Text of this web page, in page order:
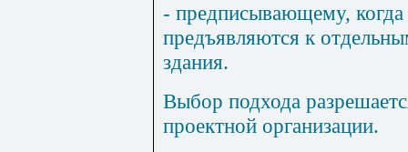
- предписывающему,
предъявляются к
здания.
Выбор подхода
проектной организации.